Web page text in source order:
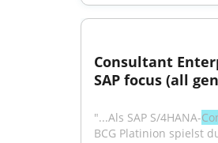
Consultant
SAP focus (all
"...Als SAP S/4HANA-
BCG Platinion spielst